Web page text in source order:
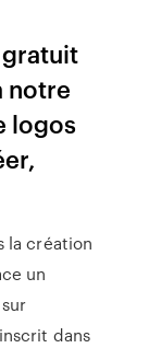
notre
logos
la création
un
dans